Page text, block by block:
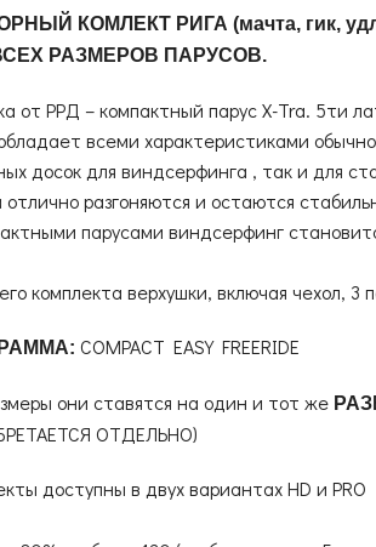
КОМЛЕКТ РИГА (мачта, гик,
РАЗМЕРОВ ПАРУСОВ.
от РРД – компактный парус X-Tra. 5ти
всеми характеристиками
досок для виндсерфинга , так и для
отлично разгоняются и остаются
парусами виндсерфинг
комплекта верхушки, включая чехол, 3
COMPACT EASY FREERIDE
они ставятся на один и тот же
ОТДЕЛЬНО)
доступны в двух вариантах HD и PRO